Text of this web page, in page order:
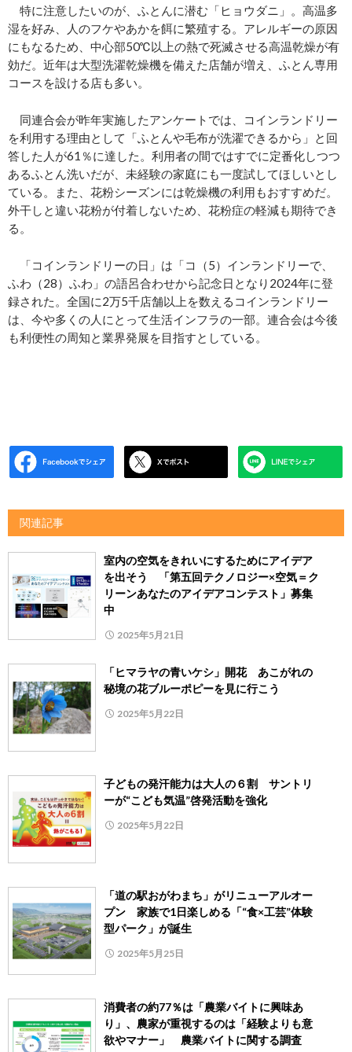
特に注意したいのが、ふとんに潜む「ヒョウダニ」。高温多
湿を好み、人のフケやあかを餌に繁殖する。アレルギーの原因
にもなるため、中心部50℃以上の熱で死滅させる高温乾燥が有
効だ。近年は大型洗濯乾燥機を備えた店舗が増え、ふとん専用
コースを設ける店も多い。
同連合会が昨年実施したアンケートでは、コインランドリー
を利用する理由として「ふとんや毛布が洗濯できるから」と回
答した人が61％に達した。利用者の間ではすでに定番化しつつ
あるふとん洗いだが、未経験の家庭にも一度試してほしいとし
ている。また、花粉シーズンには乾燥機の利用もおすすめだ。
外干しと違い花粉が付着しないため、花粉症の軽減も期待でき
る。
「コインランドリーの日」は「コ（5）インランドリーで、
ふわ（28）ふわ」の語呂合わせから記念日となり2024年に登
録された。全国に2万5千店舗以上を数えるコインランドリー
は、今や多くの人にとって生活インフラの一部。連合会は今後
も利便性の周知と業界発展を目指すとしている。
関連記事
室内の空気をきれいにするためにアイデア
を出そう 「第五回テクノロジー×空気＝ク
リーンあなたのアイデアコンテスト」募集
中
2025年5月21日
「ヒマラヤの青いケシ」開花 あこがれの
秘境の花ブルーポピーを見に行こう
2025年5月22日
子どもの発汗能力は大人の６割 サントリ
ーが“こども気温”啓発活動を強化
2025年5月22日
「道の駅おがわまち」がリニューアルオー
プン 家族で1日楽しめる「“食×工芸”体験
型パーク」が誕生
2025年5月25日
消費者の約77％は「農業バイトに興味あ
り」、農家が重視するのは「経験よりも意
欲やマナー」 農業バイトに関する調査